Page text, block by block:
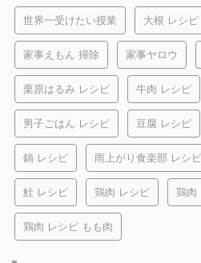
世界一受けたい授業 大根 レシピ
家事えもん 掃除 家事ヤロウ
栗原はるみ レシピ 牛肉 レシピ
男子ごはん レシピ 豆腐 レシピ
鍋 レシピ 雨上がり食楽部 レシピ
鮭 レシピ 鶏肉 レシピ 鶏肉
鶏肉 レシピ もも肉